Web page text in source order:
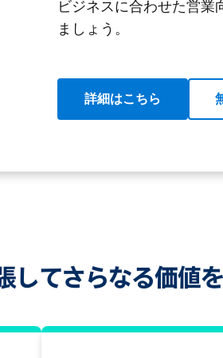
ビジネスに合わせた営
ましょう。
詳細はこちら
してさらなる価値